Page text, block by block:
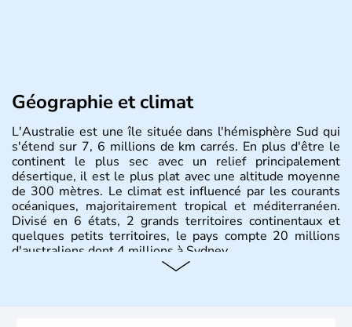
Géographie et climat
L'Australie est une île située dans l'hémisphère Sud qui
s'étend sur 7, 6 millions de km carrés. En plus d'être le
continent le plus sec avec un relief principalement
désertique, il est le plus plat avec une altitude moyenne
de 300 mètres. Le climat est influencé par les courants
océaniques, majoritairement tropical et méditerranéen.
Divisé en 6 états, 2 grands territoires continentaux et
quelques petits territoires, le pays compte 20 millions
d'australiens dont 4 millions à Sydney.